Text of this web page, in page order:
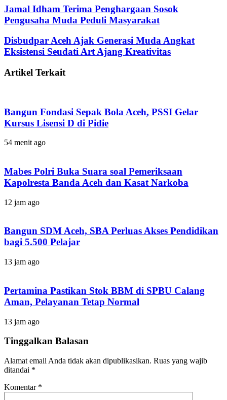
Jamal Idham Terima Penghargaan Sosok
Pengusaha Muda Peduli Masyarakat
Disbudpar Aceh Ajak Generasi Muda Angkat
Eksistensi Seudati Art Ajang Kreativitas
Artikel Terkait
Bangun Fondasi Sepak Bola Aceh, PSSI Gelar
Kursus Lisensi D di Pidie
54 menit ago
Mabes Polri Buka Suara soal Pemeriksaan
Kapolresta Banda Aceh dan Kasat Narkoba
12 jam ago
Bangun SDM Aceh, SBA Perluas Akses Pendidikan
bagi 5.500 Pelajar
13 jam ago
Pertamina Pastikan Stok BBM di SPBU Calang
Aman, Pelayanan Tetap Normal
13 jam ago
Tinggalkan Balasan
Alamat email Anda tidak akan dipublikasikan. Ruas yang wajib
ditandai *
Komentar *